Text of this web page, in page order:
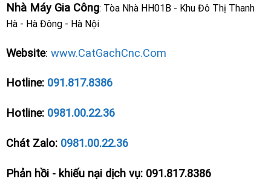
Nhà Máy Gia Công: Tòa Nhà HH01B - Khu Đô Thị Thanh
Hà - Hà Đông - Hà Nội
Website: www.CatGachCnc.Com
Hotline: 091.817.8386
Hotline: 0981.00.22.36
Chát Zalo: 0981.00.22.36
Phản hồi - khiếu nại dịch vụ: 091.817.8386